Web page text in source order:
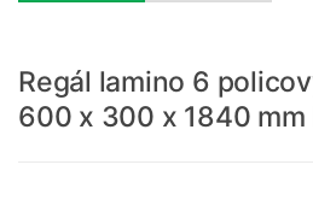
Regál lamino 6
600 x 300 x 1840 mm